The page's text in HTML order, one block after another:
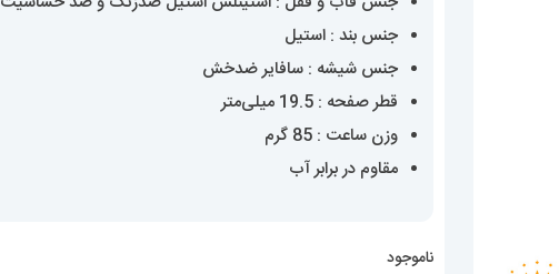
جنس بند : استیل
جنس شیشه : سافایر ضدخش
قطر صفحه : 19.5 میلی‌متر
وزن ساعت : 85 گرم
مقاوم در برابر آب
ناموجود